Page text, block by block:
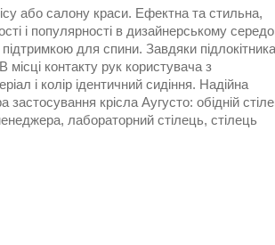
або салону краси. Ефектна та стильна,
і популярності в дизайнерському
для спини. Завдяки
контакту рук користувача з
і колір ідентичний сидіння. Надійна
крісла Аугусто: обідній
лабораторний стілець, стілець